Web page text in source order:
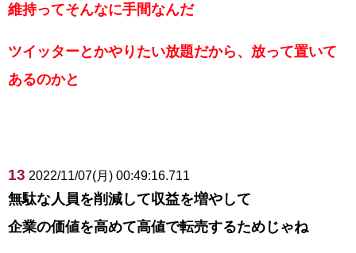
維持ってそんなに手間なんだ
ツイッターとかやりたい放題だから、放って置いて
あるのかと
13 2022/11/07(月) 00:49:16.711
無駄な人員を削減して収益を増やして
企業の価値を高めて高値で転売するためじゃね